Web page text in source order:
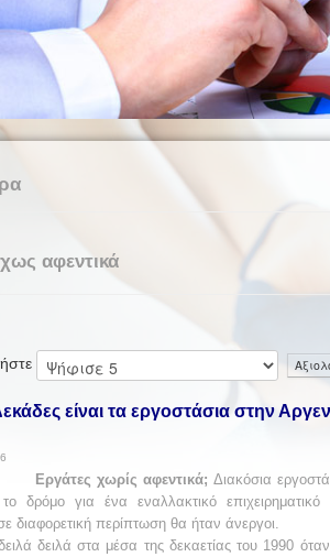
αφεντικά
είναι τα εργοστάσια στην
Εργάτες χωρίς αφεντικά; Διακόσια
δρόμο για ένα εναλλακτικό
διαφορετική περίπτωση θα ήταν άνεργοι.
δειλά στα μέσα της δεκαετίας του 1990